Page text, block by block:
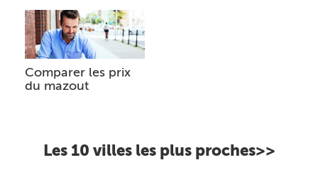
Comparer les prix
du mazout
Les 10 villes les plus proches>>